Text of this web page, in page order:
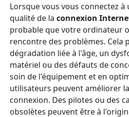
Lorsque vous vous connectez
qualité de la connexion
probable que votre ordinateur
rencontre des problèmes. Cela
dégradation liée à l'âge, un
matériel ou des défauts de
soin de l'équipement et en
utilisateurs peuvent améliorer
connexion. Des pilotes ou des
obsolètes peuvent être à